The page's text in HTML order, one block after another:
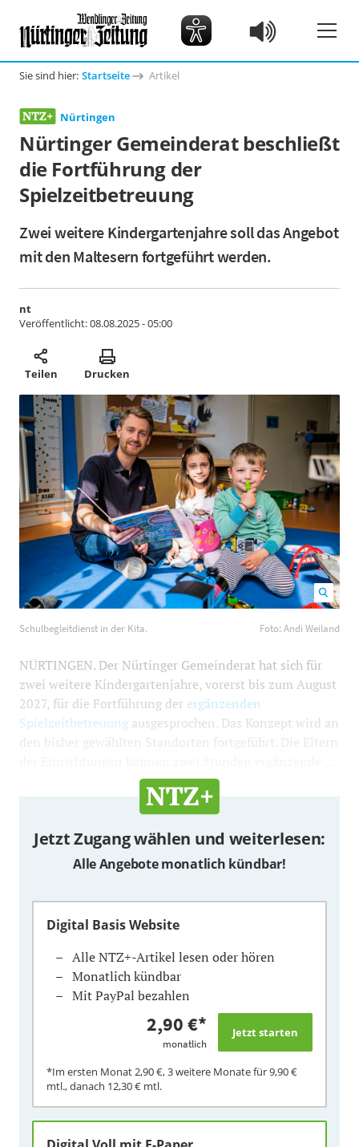
Sie sind hier: Startseite Artikel
Nürtingen
Nürtinger Gemeinderat beschließt
die Fortführung der
Spielzeitbetreuung
Zwei weitere Kindergartenjahre soll das Angebot
mit den Maltesern fortgeführt werden.
nt
Veröffentlicht:08.08.2025 - 05:00
Teilen Drucken
800
Schulbegleitdienst in der Kita. Foto: Andi Weiland
NÜRTINGEN. Der Nürtinger Gemeinderat hat sich für
zwei weitere Kindergartenjahre, vorerst bis zum August
2027, für die Fortführung der ergänzenden
Spielzeitbetreuung ausgesprochen. Das Konzept wird an
den bisher gewählten Standorten fortgeführt. Die Eltern
Jetzt Zugang wählen und weiterlesen:
Alle Angebote monatlich kündbar!
Digital Basis Website
Alle NTZ+-Artikel lesen oder hören
Monatlich kündbar
Mit PayPal bezahlen
2,90 €*
monatlich
*Im ersten Monat2,90 €, 3 weitere Monate für9,90 €
mtl., danach 12,30 € mtl.